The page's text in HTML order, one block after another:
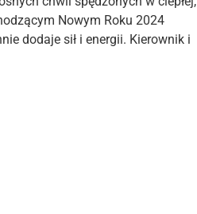
Nowym Roku 2024
dodaje sił i energii. Kierownik i